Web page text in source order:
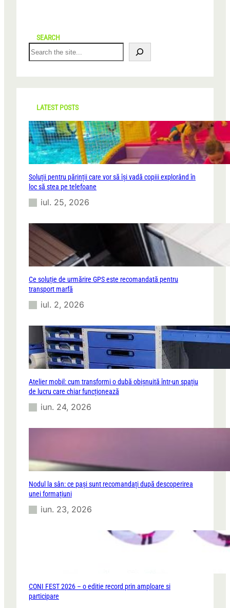
SEARCH
S
e
r
c
LATEST POSTS
Soluții pentru părinții care vor să își vadă copiii explorând în
loc să stea pe telefoane
iul. 25, 2026
Ce soluție de urmărire GPS este recomandată pentru
transport marfă
iul. 2, 2026
Atelier mobil: cum transformi o dubă obișnuită într-un spațiu
de lucru care chiar funcționează
iun. 24, 2026
Nodul la sân: ce pași sunt recomandați după descoperirea
unei formațiuni
iun. 23, 2026
CONI FEST 2026 – o editie record prin amploare si
participare